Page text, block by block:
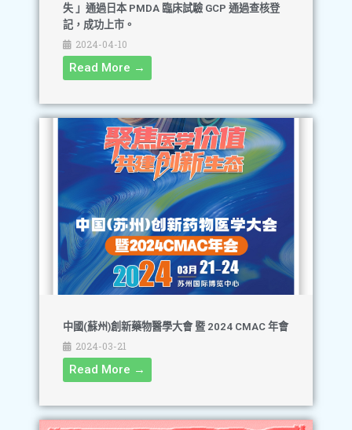
失 」通過日本 PMDA 臨床試驗 GCP 通過查核登
記，成功上市。
2024-04-10
Read More →
中國(蘇州)創新藥物醫學大會 暨 2024 CMAC 年會
2024-03-21
Read More →